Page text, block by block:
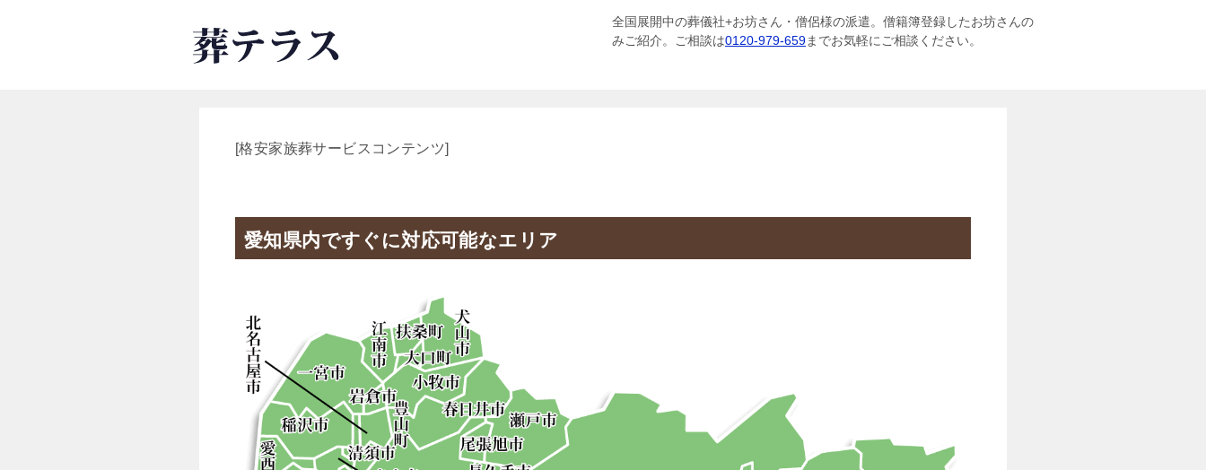
全国展開中の葬儀社+お坊さん・僧侶様の派遣。僧籍簿登録したお坊さんの
みご紹介。ご相談は0120-979-659までお気軽にご相談ください。
[格安家族葬サービスコンテンツ]
愛知県内ですぐに対応可能なエリア